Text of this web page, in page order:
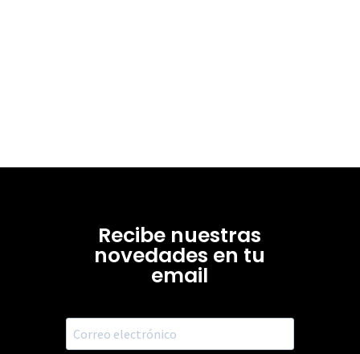
Recibe nuestras
novedades en tu
email